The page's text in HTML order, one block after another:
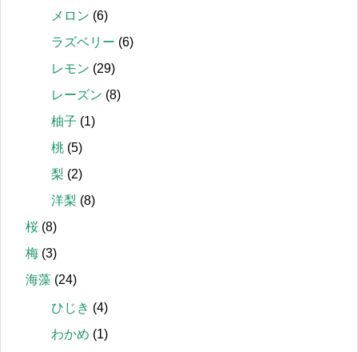
メロン (6)
ラズベリー (6)
レモン (29)
レーズン (8)
柚子 (1)
桃 (5)
梨 (2)
洋梨 (8)
桜 (8)
梅 (3)
海藻 (24)
ひじき (4)
わかめ (1)